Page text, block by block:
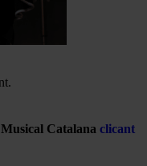
Catalana clicant